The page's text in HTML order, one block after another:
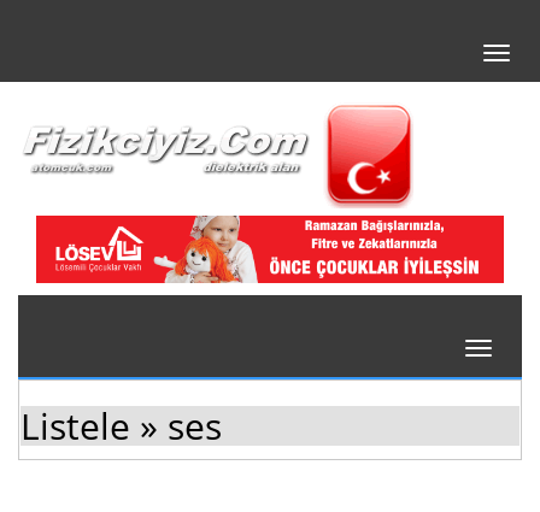
Toggle
Listele » ses